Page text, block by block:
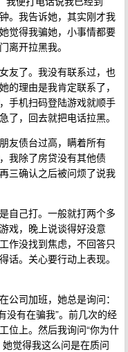
。我告诉她，其实刚才我
觉得我骗她，小事情都要
离开拉黑我。
友了。我没有联系过，也
的理由是我肯定联系了，
手机扫码登陆游戏就顺手
了，回去就把电话拉黑。
友债台过高，瞒着所有
我除了房贷没有其他债
三确认之后被问烦了说我
自己打。一般就打两个多
戏，晚上说谈得好没意
作没找到焦虑，不回答只
话。关心要行动上表现。
公司加班，她总是询问：
没有在骗我”。前几次的经
位上。然后我询问“你为什
觉得我这么问是在质问